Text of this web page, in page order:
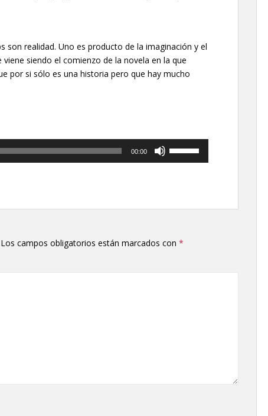
son realidad. Uno es producto de la imaginación y el
siendo el comienzo de la novela en la que
por si sólo es una historia pero que hay mucho
00:00
aumentar
Los campos obligatorios están marcados con *